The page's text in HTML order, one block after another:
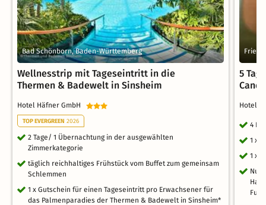
Bad Schönborn, Baden-Württemberg
Wellnesstrip mit Tageseintritt in die
Thermen & Badewelt in Sinsheim
Hotel Häfner GmbH
TOP EVERGREEN 2026
2 Tage/ 1 Übernachtung in der ausgewählten
Zimmerkategorie
täglich reichhaltiges Frühstück vom Buffet zum gemeinsam
Schlemmen
1 x Gutschein für einen Tageseintritt pro Erwachsener für
das Palmenparadies der Thermen & Badewelt in Sinsheim*
5
Hotel
4
1 x
1 x